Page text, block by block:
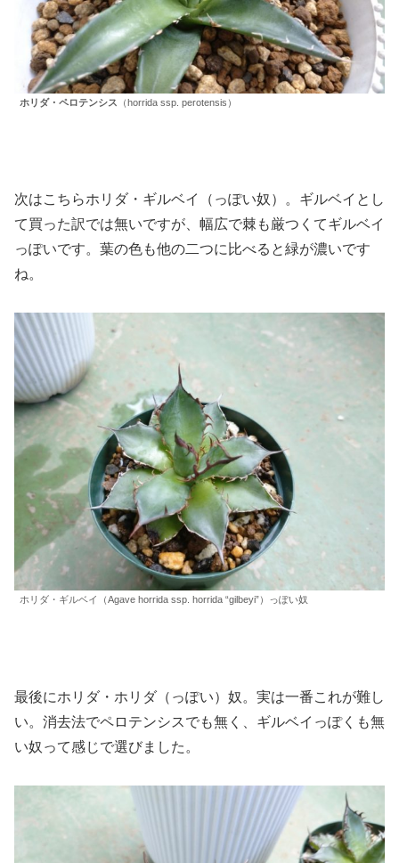
ホリダ・ペロテンシス （horrida ssp. perotensis）
次はこちらホリダ・ギルベイ（っぽい奴）。ギルベイとし
て買った訳では無いですが、幅広で棘も厳つくてギルベイ
っぽいです。葉の色も他の二つに比べると緑が濃いです
ね。
ホリダ・ギルベイ（Agave horrida ssp. horrida “gilbeyi”）っぽい奴
最後にホリダ・ホリダ（っぽい）奴。実は一番これが難し
い。消去法でペロテンシスでも無く、ギルベイっぽくも無
い奴って感じで選びました。